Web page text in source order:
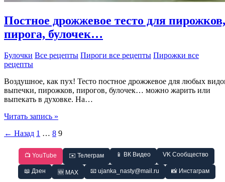
Постное дрожжевое тесто для пирожков,
пирога, булочек…
Булочки Все рецепты Пироги все рецепты Пирожки все
рецепты
Воздушное, как пух! Тесто постное дрожжевое для любых
выпечки, пирожков, пирогов, булочек… можно жарить или
выпекать в духовке. На…
Постное
тесто
пирожков,
пирога,
булочек…
Читать запись »
← Назад 1 … 8 9
📺 YouTube ✉️ Телеграм 📱 ВК Видео VK Сообщество
📖 Дзен 🆕 MAX 📧 ujanka_nasty@mail.ru 📸 Инстаграм